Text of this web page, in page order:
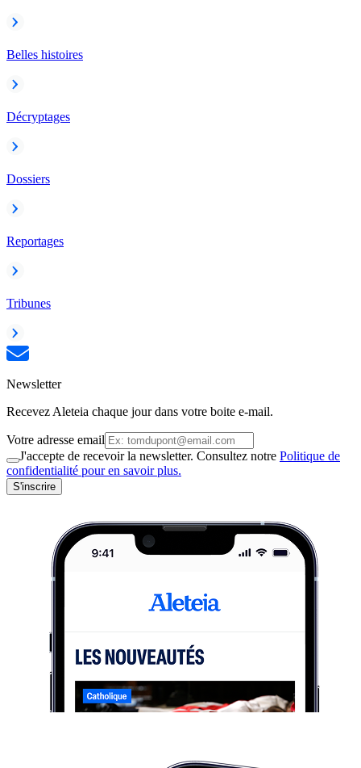
Belles histoires
Décryptages
Dossiers
Reportages
Tribunes
Newsletter
Recevez Aleteia chaque jour dans votre boite e-mail.
Votre adresse email
J'accepte de recevoir la newsletter. Consultez notre Politique de
confidentialité pour en savoir plus.
S'inscrire